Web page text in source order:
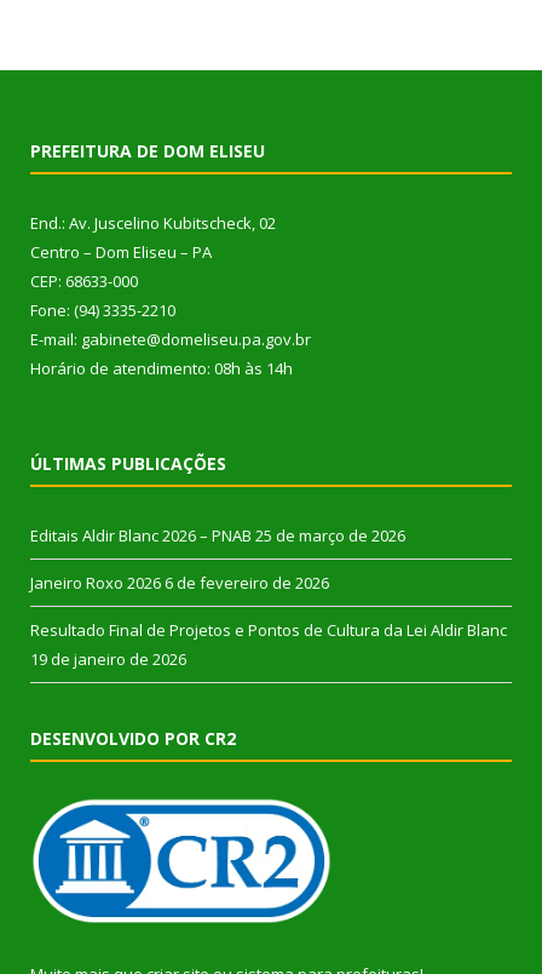
PREFEITURA DE DOM ELISEU
End.: Av. Juscelino Kubitscheck, 02
Centro – Dom Eliseu – PA
CEP: 68633-000
Fone: (94) 3335-2210
E-mail: gabinete@domeliseu.pa.gov.br
Horário de atendimento: 08h às 14h
ÚLTIMAS PUBLICAÇÕES
Editais Aldir Blanc 2026 – PNAB 25 de março de 2026
Janeiro Roxo 2026 6 de fevereiro de 2026
Resultado Final de Projetos e Pontos de Cultura da Lei Aldir Blanc
19 de janeiro de 2026
DESENVOLVIDO POR CR2